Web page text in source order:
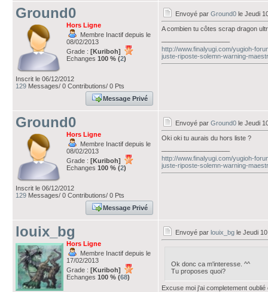
Ground0
Hors Ligne
Membre Inactif depuis le
08/02/2013
Grade : [Kuriboh]
Echanges 100 % (2)
Inscrit le 06/12/2012
129 Messages/ 0 Contributions/ 0 Pts
Message Privé
Envoyé par Ground0 le Jeudi
A combien tu côtes scrap dragon
http://www.finalyugi.com/yugioh-
juste-riposte-solemn-warning-
Ground0
Hors Ligne
Membre Inactif depuis le
08/02/2013
Grade : [Kuriboh]
Echanges 100 % (2)
Inscrit le 06/12/2012
129 Messages/ 0 Contributions/ 0 Pts
Message Privé
Envoyé par Ground0 le Jeudi
Oki oki tu aurais du hors liste ?
http://www.finalyugi.com/yugioh-
juste-riposte-solemn-warning-
louix_bg
Hors Ligne
Membre Inactif depuis le
17/02/2013
Grade : [Kuriboh]
Echanges 100 % (68)
Envoyé par louix_bg le Jeudi
Ok donc ca m'interesse. ^^
Tu proposes quoi?
Excuse moi j'ai completement